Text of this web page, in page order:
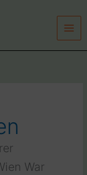
War